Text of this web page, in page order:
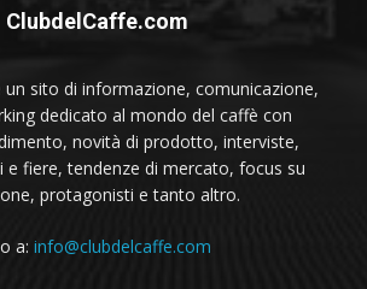
ClubdelCaffe.com
un sito di informazione, comunicazione,
dedicato al mondo del caffè con
novità di prodotto, interviste,
e fiere, tendenze di mercato, focus su
protagonisti e tanto altro.
a: info@clubdelcaffe.com